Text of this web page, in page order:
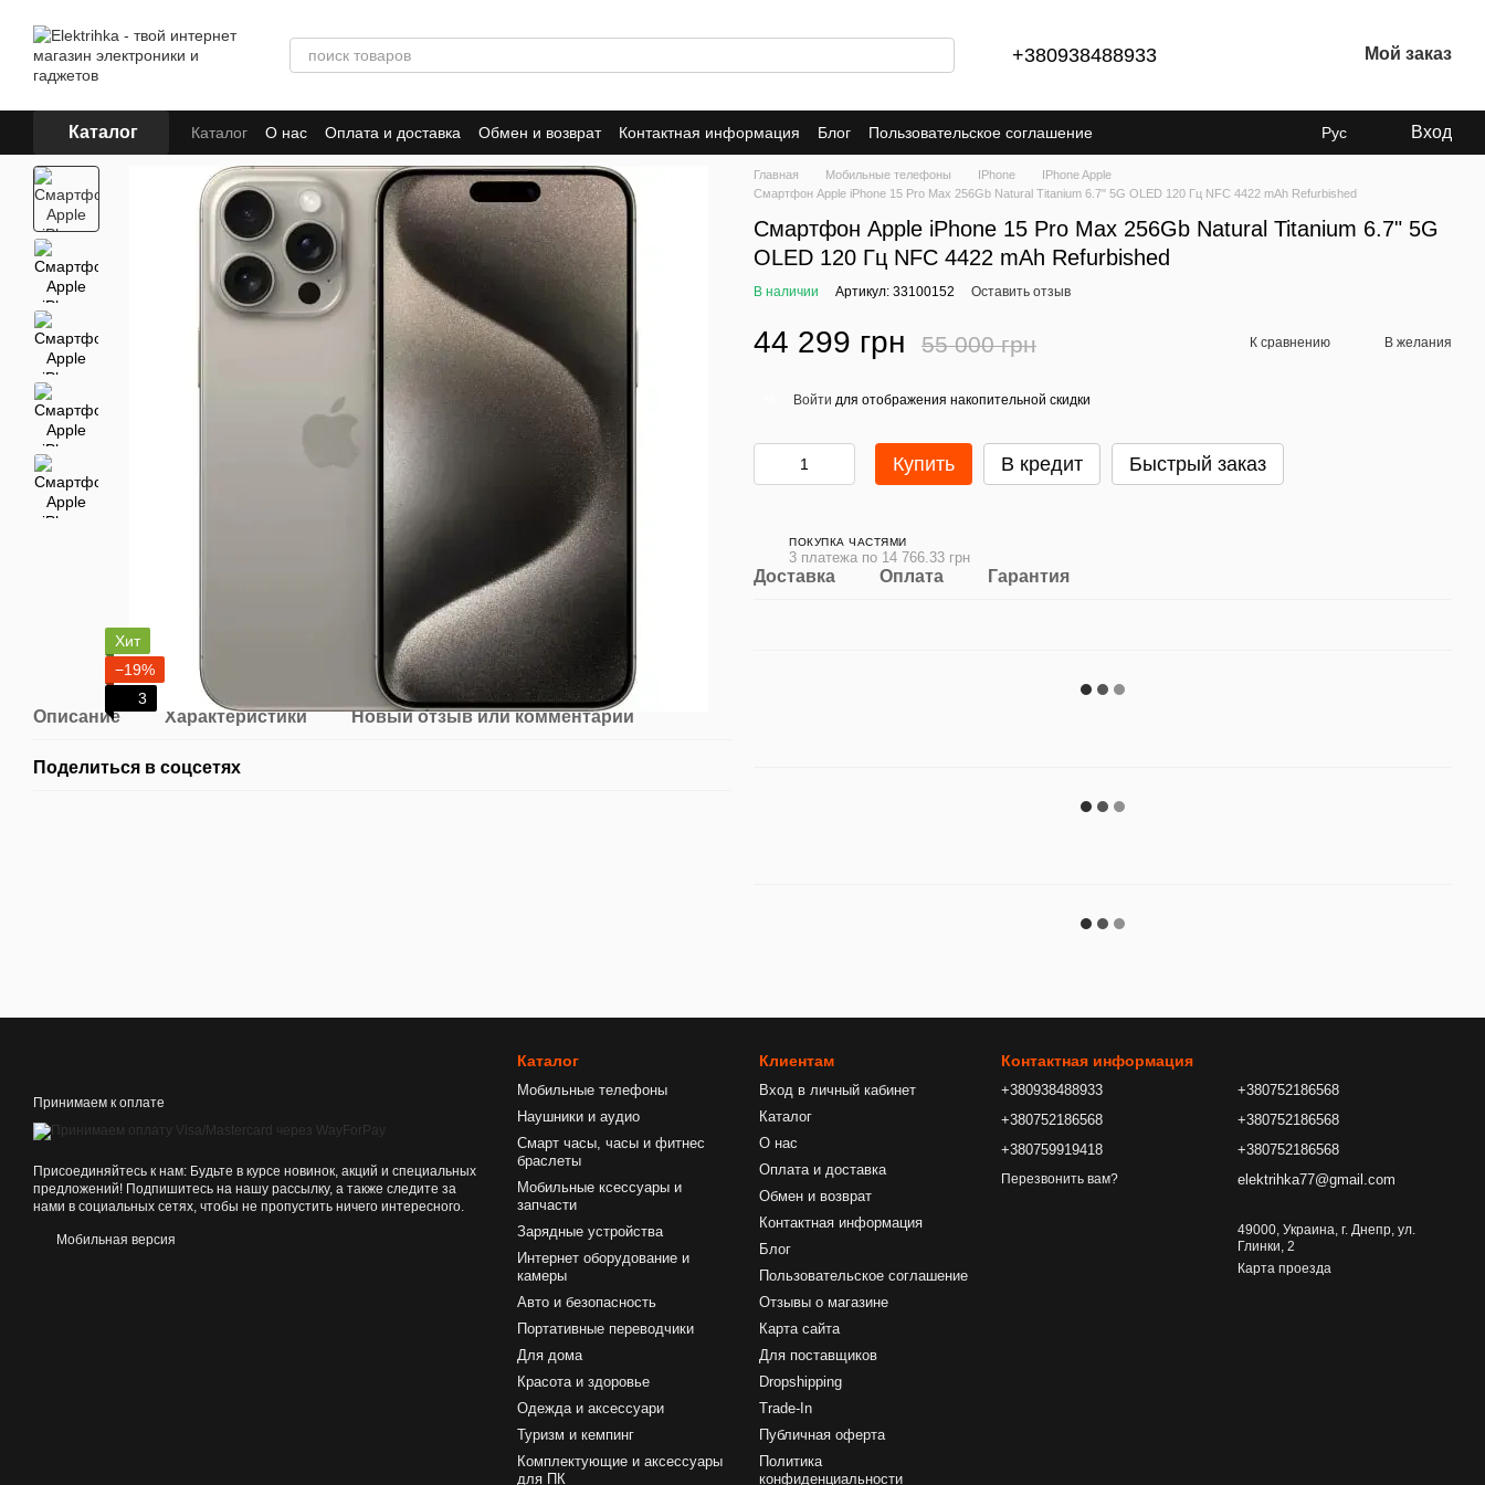
+380938488933 Мой заказ
Каталог Каталог О нас Оплата и доставка Обмен и возврат Контактная информация Блог
Пользовательское соглашение
Отзывы о магазине
Для поставщиков Dropshipping Trade-In Публичная оферта Политика конфиденциальности
Рус Вход
Хит
−19%
3
Описание Характеристики Новый отзыв или комментарий
Поделиться в соцсетях
Главная Мобильные телефоны IPhone
IPhone Apple
Смартфон Apple iPhone 15 Pro Max 256Gb Natural Titanium 6.7" 5G OLED 120 Гц NFC 4422 mAh Refurbished
Смартфон Apple iPhone 15 Pro Max 256Gb Natural Titanium 6.7" 5G
OLED 120 Гц NFC 4422 mAh Refurbished
В наличии Артикул: 33100152 Оставить отзыв
44 299 грн 55 000 грн К сравнению В желания
Войти для отображения накопительной скидки
Купить В кредит Быстрый заказ
ПОКУПКА ЧАСТЯМИ
3 платежа по 14 766.33 грн
Доставка Оплата Гарантия
Принимаем к оплате
Присоединяйтесь к нам: Будьте в курсе новинок, акций и специальных
предложений! Подпишитесь на нашу рассылку, а также следите за
нами в социальных сетях, чтобы не пропустить ничего интересного.
Мобильная версия
Каталог
Мобильные телефоны
Наушники и аудио
Смарт часы, часы и фитнес
браслеты
Мобильные ксессуары и
запчасти
Зарядные устройства
Интернет оборудование и
камеры
Авто и безопасность
Портативные переводчики
Для дома
Красота и здоровье
Одежда и аксессуари
Туризм и кемпинг
Комплектующие и аксессуары
для ПК
Клиентам
Вход в личный кабинет
Каталог
О нас
Оплата и доставка
Обмен и возврат
Контактная информация
Блог
Пользовательское соглашение
Отзывы о магазине
Карта сайта
Для поставщиков
Dropshipping
Trade-In
Публичная оферта
Политика
конфиденциальности
Контактная информация
+380938488933
+380752186568
+380759919418
Перезвонить вам?
+380752186568
+380752186568
+380752186568
elektrihka77@gmail.com
49000, Украина, г. Днепр, ул.
Глинки, 2
Карта проезда